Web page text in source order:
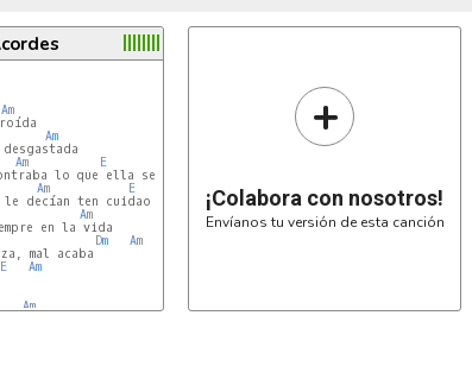
Am
Am
Am E
lo que ella se fumaba
Am E
Am
decían ten cuidao por dónde andas
Am
en la vida
Dm Am
mal acaba
E
Am
Am
+
¡Colabora con nosotros!
Envíanos tu versión de esta canción